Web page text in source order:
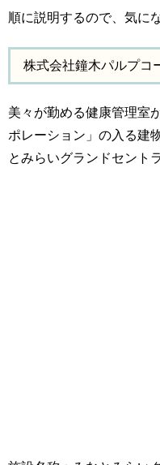
順に説明するので、気に
株式会社鐘木パルプコ
美々が勤める健康管理室
ポレーション」の入る建
とみらいグランドセント